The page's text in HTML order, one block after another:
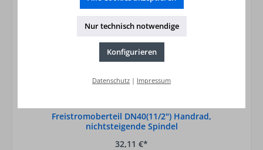
Freistromoberteil DN40(11/2") Handrad,
nichtsteigende Spindel
32,11 €*
Nur technisch notwendige
Konfigurieren
Datenschutz | Impressum